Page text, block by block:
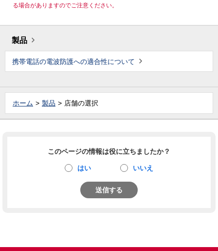
る場合がありますのでご注意ください。
製品
携帯電話の電波防護への適合性について
ホーム 製品 店舗の選択
このページの情報は役に立ちましたか？
はい いいえ
送信する